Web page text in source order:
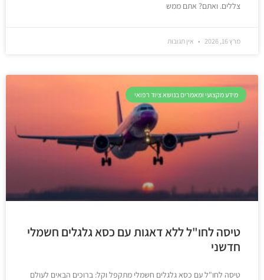
צללים. ואתם? אתם ממש
מרץ 16, 2026 אין תגובות
מידע מקצועי ומאמרים בנושא ציוד רפואי
טיסה לחו"ל ללא דאגות עם כסא גלגלים חשמלי
חדשני
טיסה לחו"ל עם כסא גלגלים חשמלי מתקפל וקל: ברוכים הבאים לעולם